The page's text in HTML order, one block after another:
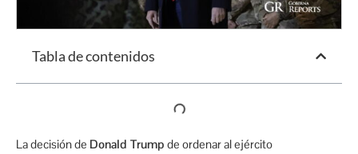
Tabla de contenidos
La decisión de Donald Trump de ordenar al ejército